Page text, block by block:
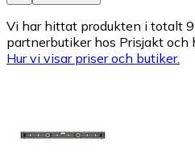
Vi har hittat produkten i totalt
partnerbutiker hos Prisjakt
Hur vi visar priser och butiker.